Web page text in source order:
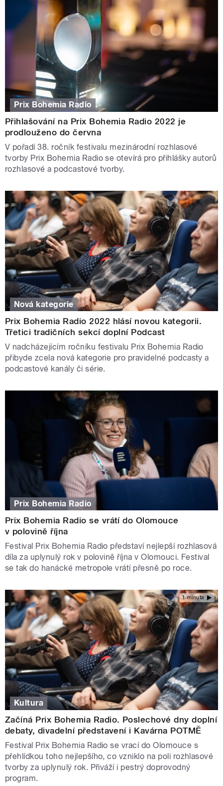
Prix Bohemia Radio
Přihlašování na Prix Bohemia Radio 2022 je
prodlouženo do června
V pořadí 38. ročník festivalu mezinárodní rozhlasové
tvorby Prix Bohemia Radio se otevírá pro přihlášky autorů
rozhlasové a podcastové tvorby.
Nová kategorie
Prix Bohemia Radio 2022 hlásí novou kategorii.
Třetici tradičních sekcí doplní Podcast
V nadcházejícím ročníku festivalu Prix Bohemia Radio
přibyde zcela nová kategorie pro pravidelné podcasty a
podcastové kanály či série.
Prix Bohemia Radio
Prix Bohemia Radio se vrátí do Olomouce
v polovině října
Festival Prix Bohemia Radio představí nejlepší rozhlasová
díla za uplynulý rok v polovině října v Olomouci. Festival
se tak do hanácké metropole vrátí přesně po roce.
1 minuta
Kultura
Začíná Prix Bohemia Radio. Poslechové dny doplní
debaty, divadelní představení i Kavárna POTMĚ
Festival Prix Bohemia Radio se vrací do Olomouce s
přehlídkou toho nejlepšího, co vzniklo na poli rozhlasové
tvorby za uplynulý rok. Přiváží i pestrý doprovodný
program.